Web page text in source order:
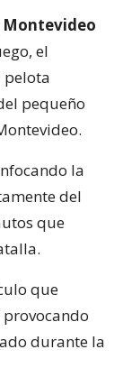
Montevideo
el
pelota
pequeño
la
del
que
que
durante la